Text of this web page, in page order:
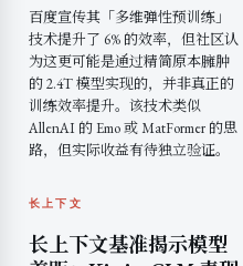
百度宣传其「多维弹性预训练」
技术提升了 6% 的效率，但社区认
为这更可能是通过精简原本臃肿
的 2.4T 模型实现的，并非真正的
训练效率提升。该技术类似
AllenAI 的 Emo 或 MatFormer 的思
路，但实际收益有待独立验证。
长上下文
长上下文基准揭示模型